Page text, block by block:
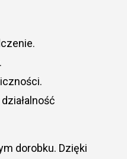
dorobku. Dzięki